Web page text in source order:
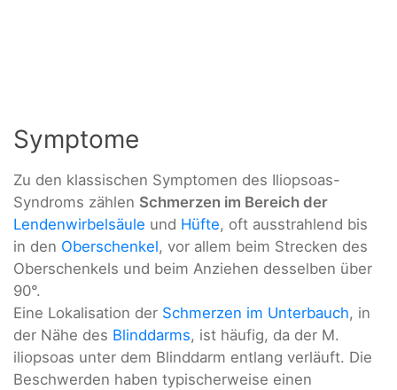
Symptome
Zu den klassischen Symptomen des Iliopsoas-
Syndroms zählen Schmerzen im Bereich der
Lendenwirbelsäule und Hüfte, oft ausstrahlend bis
in den Oberschenkel, vor allem beim Strecken des
Oberschenkels und beim Anziehen desselben über
90°.
Eine Lokalisation der Schmerzen im Unterbauch, in
der Nähe des Blinddarms, ist häufig, da der M.
iliopsoas unter dem Blinddarm entlang verläuft. Die
Beschwerden haben typischerweise einen